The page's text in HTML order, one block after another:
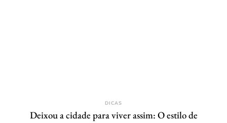
DICAS
Deixou a cidade para viver assim: O estilo de